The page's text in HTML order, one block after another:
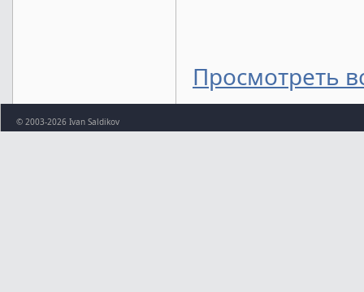
Просмотреть
© 2003-2026 Ivan Saldikov